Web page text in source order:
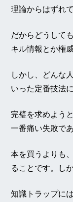
理論からはずれ
だからどうして
キル情報とか権
しかし、どんな
いった定番技法
完璧を求めよう
一番痛い失敗で
本を買うよりも
ることです。しか
知識トラップに